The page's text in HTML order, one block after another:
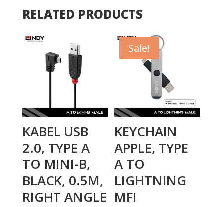
RELATED PRODUCTS
KABEL USB
2.0, TYPE A
TO MINI-B,
BLACK, 0.5M,
RIGHT ANGLE
Sale!
KEYCHAIN
APPLE, TYPE
A TO
LIGHTNING
MFI